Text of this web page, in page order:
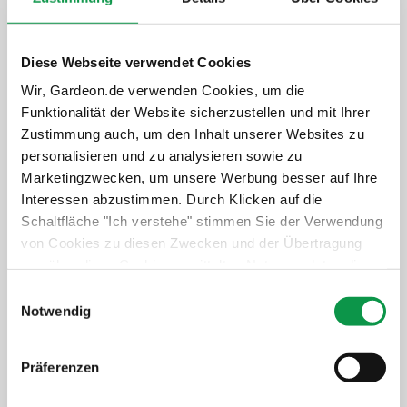
Diese Webseite verwendet Cookies
Wir, Gardeon.de verwenden Cookies, um die
Funktionalität der Website sicherzustellen und mit Ihrer
Zustimmung auch, um den Inhalt unserer Websites zu
personalisieren und zu analysieren sowie zu
Marketingzwecken, um unsere Werbung besser auf Ihre
Interessen abzustimmen. Durch Klicken auf die
Schaltfläche "Ich verstehe" stimmen Sie der Verwendung
von Cookies zu diesen Zwecken und der Übertragung
Werbung in sozialen Netzwerken und Werbenetzwerken
auf anderen Websites zu. Diese Zustimmung ist freiwillig
Informationen zu den verwendeten Cookies, zu Ihren
Notwendig
Präferenzen
Aufwertung und Extras
Garantieverlängerung auf 20 Jahre
Unbeschwertes Nutzen des Gebäudes
Langfristiger Schutz der Investition
+1 019,-€
Details anzeigen Verbindlich auswählen
Mehr Komfort im Winter und Sommer